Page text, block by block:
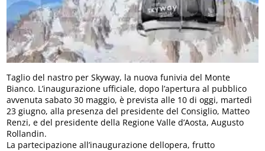
Taglio del nastro per Skyway, la nuova funivia del Monte
Bianco. L’inaugurazione ufficiale, dopo l’apertura al pubblico
avvenuta sabato 30 maggio, è prevista alle 10 di oggi, martedì
23 giugno, alla presenza del presidente del Consiglio, Matteo
Renzi, e del presidente della Regione Valle d’Aosta, Augusto
Rollandin.
La partecipazione all’inaugurazione dellopera, frutto